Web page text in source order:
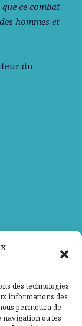
des technologies
informations des
permettra de
navigation ou les
ce combat
hommes et
du